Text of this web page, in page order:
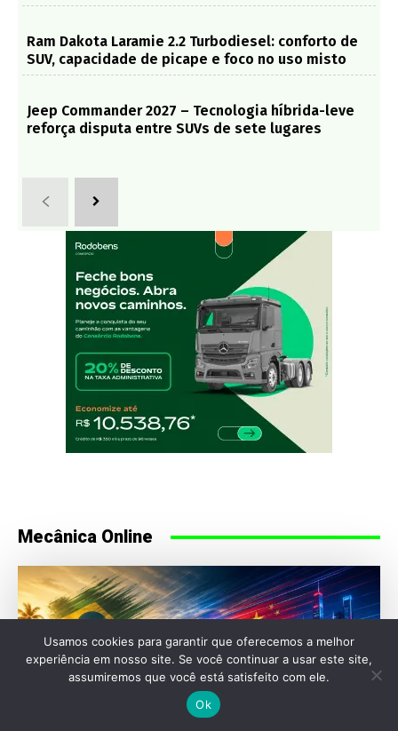
Ram Dakota Laramie 2.2 Turbodiesel: conforto de
SUV, capacidade de picape e foco no uso misto
Jeep Commander 2027 – Tecnologia híbrida-leve
reforça disputa entre SUVs de sete lugares
Mecânica Online
Usamos cookies para garantir que oferecemos a melhor
experiência em nosso site. Se você continuar a usar este site,
assumiremos que você está satisfeito com ele.
Ok